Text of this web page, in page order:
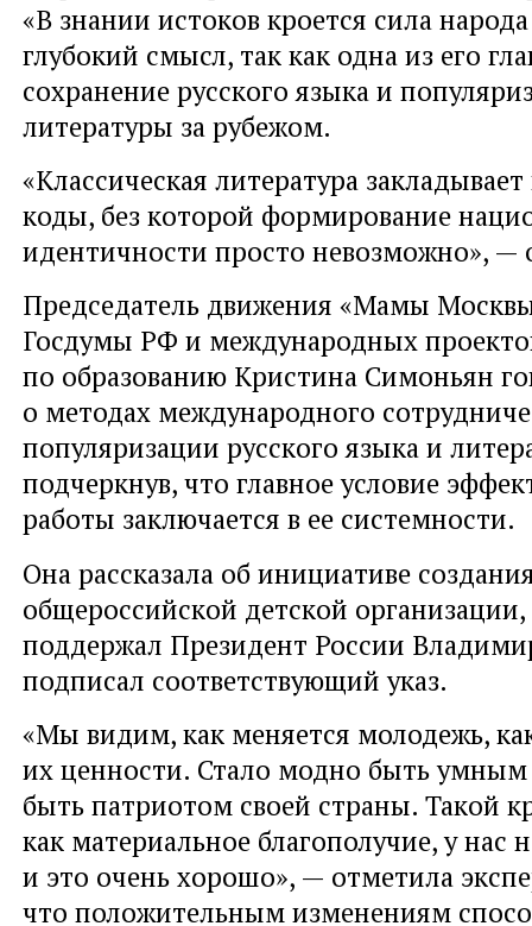
«В знании истоков кроется сила
глубокий смысл, так как одна из его
сохранение русского языка и
литературы за рубежом.
«Классическая литература
коды, без которой формирование
идентичности просто невозможно», —
Председатель движения «Мамы
Госдумы РФ и международных
по образованию Кристина Симоньян
о методах международного
популяризации русского языка и
подчеркнув, что главное условие
работы заключается в ее системности.
Она рассказала об инициативе
общероссийской детской
поддержал Президент России
подписал соответствующий указ.
«Мы видим, как меняется молодежь,
их ценности. Стало модно быть
быть патриотом своей страны. Такой
как материальное благополучие, у нас
и это очень хорошо», — отметила
что положительным изменениям